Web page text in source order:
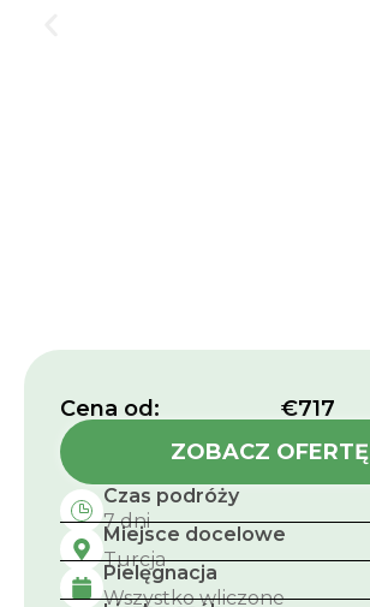
Cena od:​
€717
ZOBACZ OFERTĘ
Czas podróży
7 dni
Miejsce docelowe
Turcja
Pielęgnacja
Wszystko wliczone